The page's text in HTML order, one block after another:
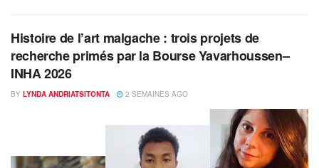
Histoire de l’art malgache : trois projets de
recherche primés par la Bourse Yavarhoussen–
INHA 2026
BY LYNDA ANDRIATSITONTA 2 SEMAINES AGO